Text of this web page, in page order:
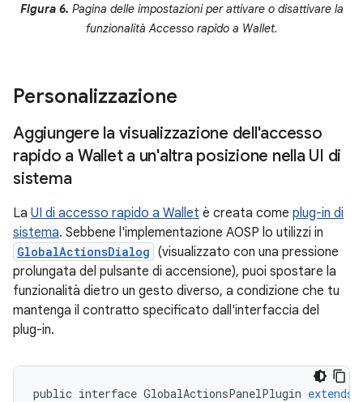
Figura 6. Pagina delle impostazioni per attivare o disattivare la
funzionalità Accesso rapido a Wallet.
Personalizzazione
Aggiungere la visualizzazione dell'accesso
rapido a Wallet a un'altra posizione nella UI di
sistema
La UI di accesso rapido a Wallet è creata come plug-in di
sistema. Sebbene l'implementazione AOSP lo utilizzi in
GlobalActionsDialog (visualizzato con una pressione
prolungata del pulsante di accensione), puoi spostare la
funzionalità dietro un gesto diverso, a condizione che tu
mantenga il contratto specificato dall'interfaccia del
plug-in.
public interface GlobalActionsPanelPlugin extends